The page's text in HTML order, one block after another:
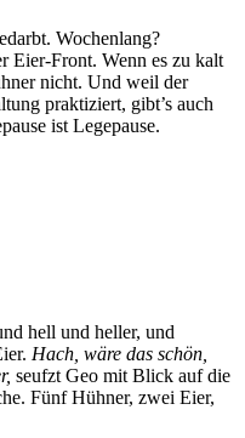
Wochenlang?
Eier-Front. Wenn es zu kalt
nicht. Und weil der
praktiziert, gibt’s auch
ist Legepause.
hell und heller, und
Hach, wäre das schön,
seufzt Geo mit Blick auf die
Fünf Hühner, zwei Eier,